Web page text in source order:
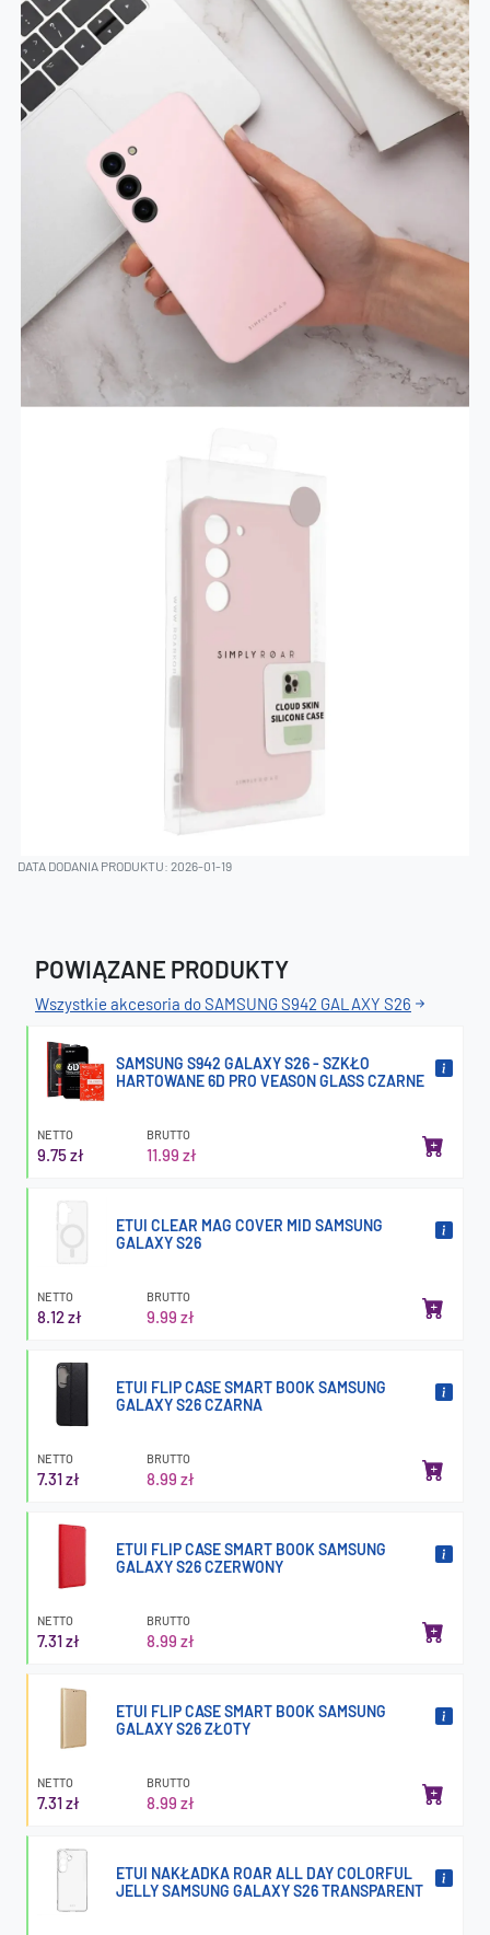
DATA DODANIA PRODUKTU: 2026-01-19
POWIĄZANE PRODUKTY
Wszystkie akcesoria do SAMSUNG S942 GALAXY S26
SAMSUNG S942 GALAXY S26 - SZKŁO
HARTOWANE 6D PRO VEASON GLASS CZARNE
NETTO
9.75 zł
BRUTTO
11.99 zł
ETUI CLEAR MAG COVER MID SAMSUNG
GALAXY S26
NETTO
8.12 zł
BRUTTO
9.99 zł
ETUI FLIP CASE SMART BOOK SAMSUNG
GALAXY S26 CZARNA
NETTO
7.31 zł
BRUTTO
8.99 zł
ETUI FLIP CASE SMART BOOK SAMSUNG
GALAXY S26 CZERWONY
NETTO
7.31 zł
BRUTTO
8.99 zł
ETUI FLIP CASE SMART BOOK SAMSUNG
GALAXY S26 ZŁOTY
NETTO
7.31 zł
BRUTTO
8.99 zł
ETUI NAKŁADKA ROAR ALL DAY COLORFUL
JELLY SAMSUNG GALAXY S26 TRANSPARENT